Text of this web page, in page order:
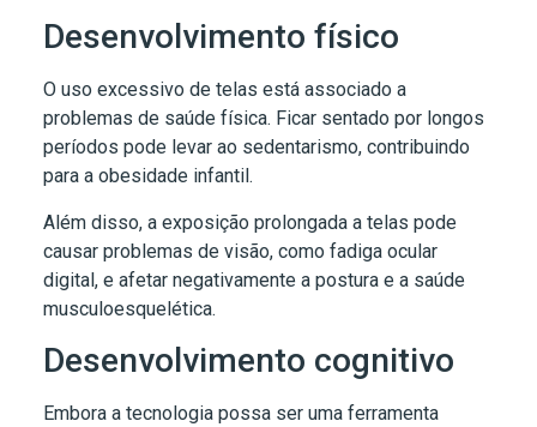
Desenvolvimento físico
O uso excessivo de telas está associado a
problemas de saúde física. Ficar sentado por longos
períodos pode levar ao sedentarismo, contribuindo
para a obesidade infantil.
Além disso, a exposição prolongada a telas pode
causar problemas de visão, como fadiga ocular
digital, e afetar negativamente a postura e a saúde
musculoesquelética.
Desenvolvimento cognitivo
Embora a tecnologia possa ser uma ferramenta